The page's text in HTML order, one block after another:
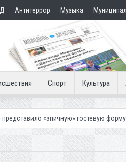
Антитеррор Музыка
Спорт Культура
гостевую форму Около